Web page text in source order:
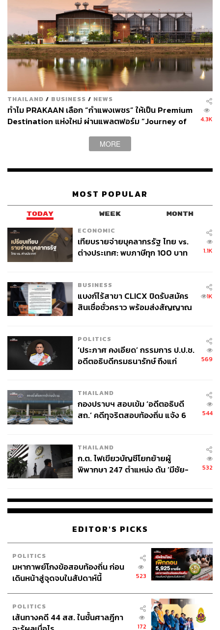
THAILAND / BUSINESS / NEWS
ทำไม PRAKAAN เลือก “กำแพงเพชร” ให้เป็น Premium
Destination แห่งใหม่ ผ่านแพลตฟอร์ม “Journey of
4.3K
MORE
MOST POPULAR
TODAY WEEK MONTH
ECONOMIC
เทียบรายจ่ายบุคลากรรัฐ ไทย vs.
ต่างประเทศ: พบภาษีทุก 100 บาท
1.1K
BUSINESS
แบงก์ไร้สาขา CLICX ปิดรับสมัคร
สินเชื่อชั่วคราว พร้อมส่งสัญญาณ
1K
POLITICS
‘ประภาศ คงเอียด’ กรรมการ ป.ป.ช.
อดีตอธิบดีกรมธนารักษ์ ถึงแก่
569
THAILAND
กองปราบฯ สอบเข้ม ‘อดีตอธิบดี
สถ.’ คดีทุจริตสอบท้องถิ่น แจ้ง 6
544
THAILAND
ก.ต. ไฟเขียวบัญชีโยกย้ายผู้
พิพากษา 247 ตำแหน่ง ดัน ‘มีชัย-
532
EDITOR'S PICKS
POLITICS
มหากาพย์โกงข้อสอบท้องถิ่น ก่อน
เดินหน้าสู่จุดจบในสัปดาห์นี้
523
POLITICS
เส้นทางคดี 44 สส. ในชั้นศาลฎีกา
172